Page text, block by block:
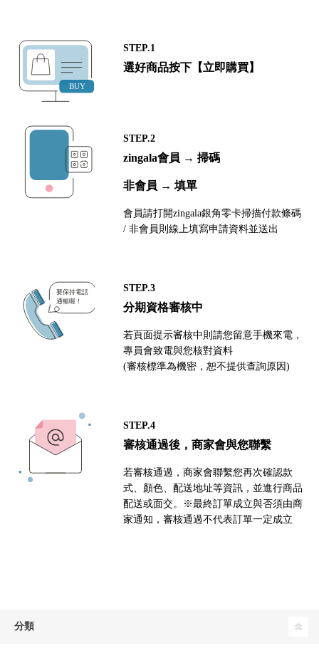
STEP.1
選好商品按下【立即購買】
STEP.2
zingala會員 → 掃碼
非會員 → 填單
會員請打開zingala銀角零卡掃描付款條碼
/ 非會員則線上填寫申請資料並送出
STEP.3
分期資格審核中
若頁面提示審核中則請您留意手機來電，
專員會致電與您核對資料
(審核標準為機密，恕不提供查詢原因)
STEP.4
審核通過後，商家會與您聯繫
若審核通過，商家會聯繫您再次確認款
式、顏色、配送地址等資訊，並進行商品
配送或面交。※最終訂單成立與否須由商
家通知，審核通過不代表訂單一定成立
分類